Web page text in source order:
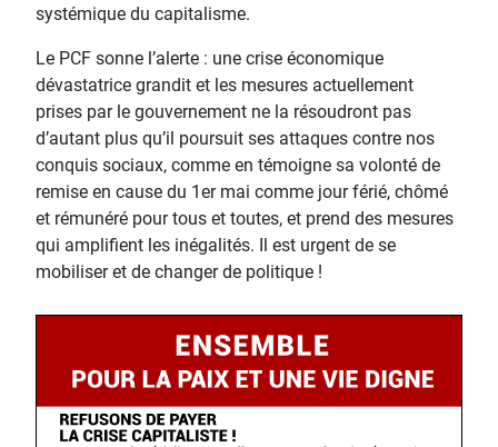
systémique du capitalisme.
Le PCF sonne l’alerte : une crise économique
dévastatrice grandit et les mesures actuellement
prises par le gouvernement ne la résoudront pas
d’autant plus qu’il poursuit ses attaques contre nos
conquis sociaux, comme en témoigne sa volonté de
remise en cause du 1er mai comme jour férié, chômé
et rémunéré pour tous et toutes, et prend des mesures
qui amplifient les inégalités. Il est urgent de se
mobiliser et de changer de politique !